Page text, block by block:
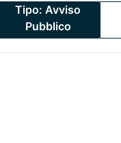
Tipo: Avviso
Pubblico